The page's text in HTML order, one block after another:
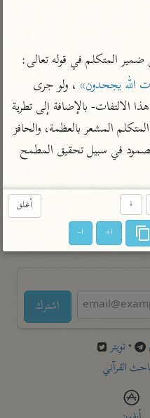
آثار
موسوعة التفسير
المأثور
الدر المنثور
تفسير ابن أبي حاتم
تفسير قتادة
اشترك
•تويتر
القرآني
ضمير المتكلم في قوله تعالى:
الله يجحدون»
الكلام وتنويعه- إسناد النصر إلى ضمير المتكلم المشعر بالعظمة، والحافز
أغلق ↓
ا+ ا-